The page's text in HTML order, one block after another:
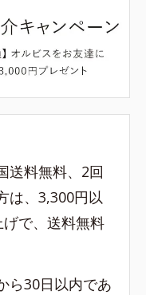
送料無料、2回
は、3,300円以
で、送料無料
ら30日以内であ